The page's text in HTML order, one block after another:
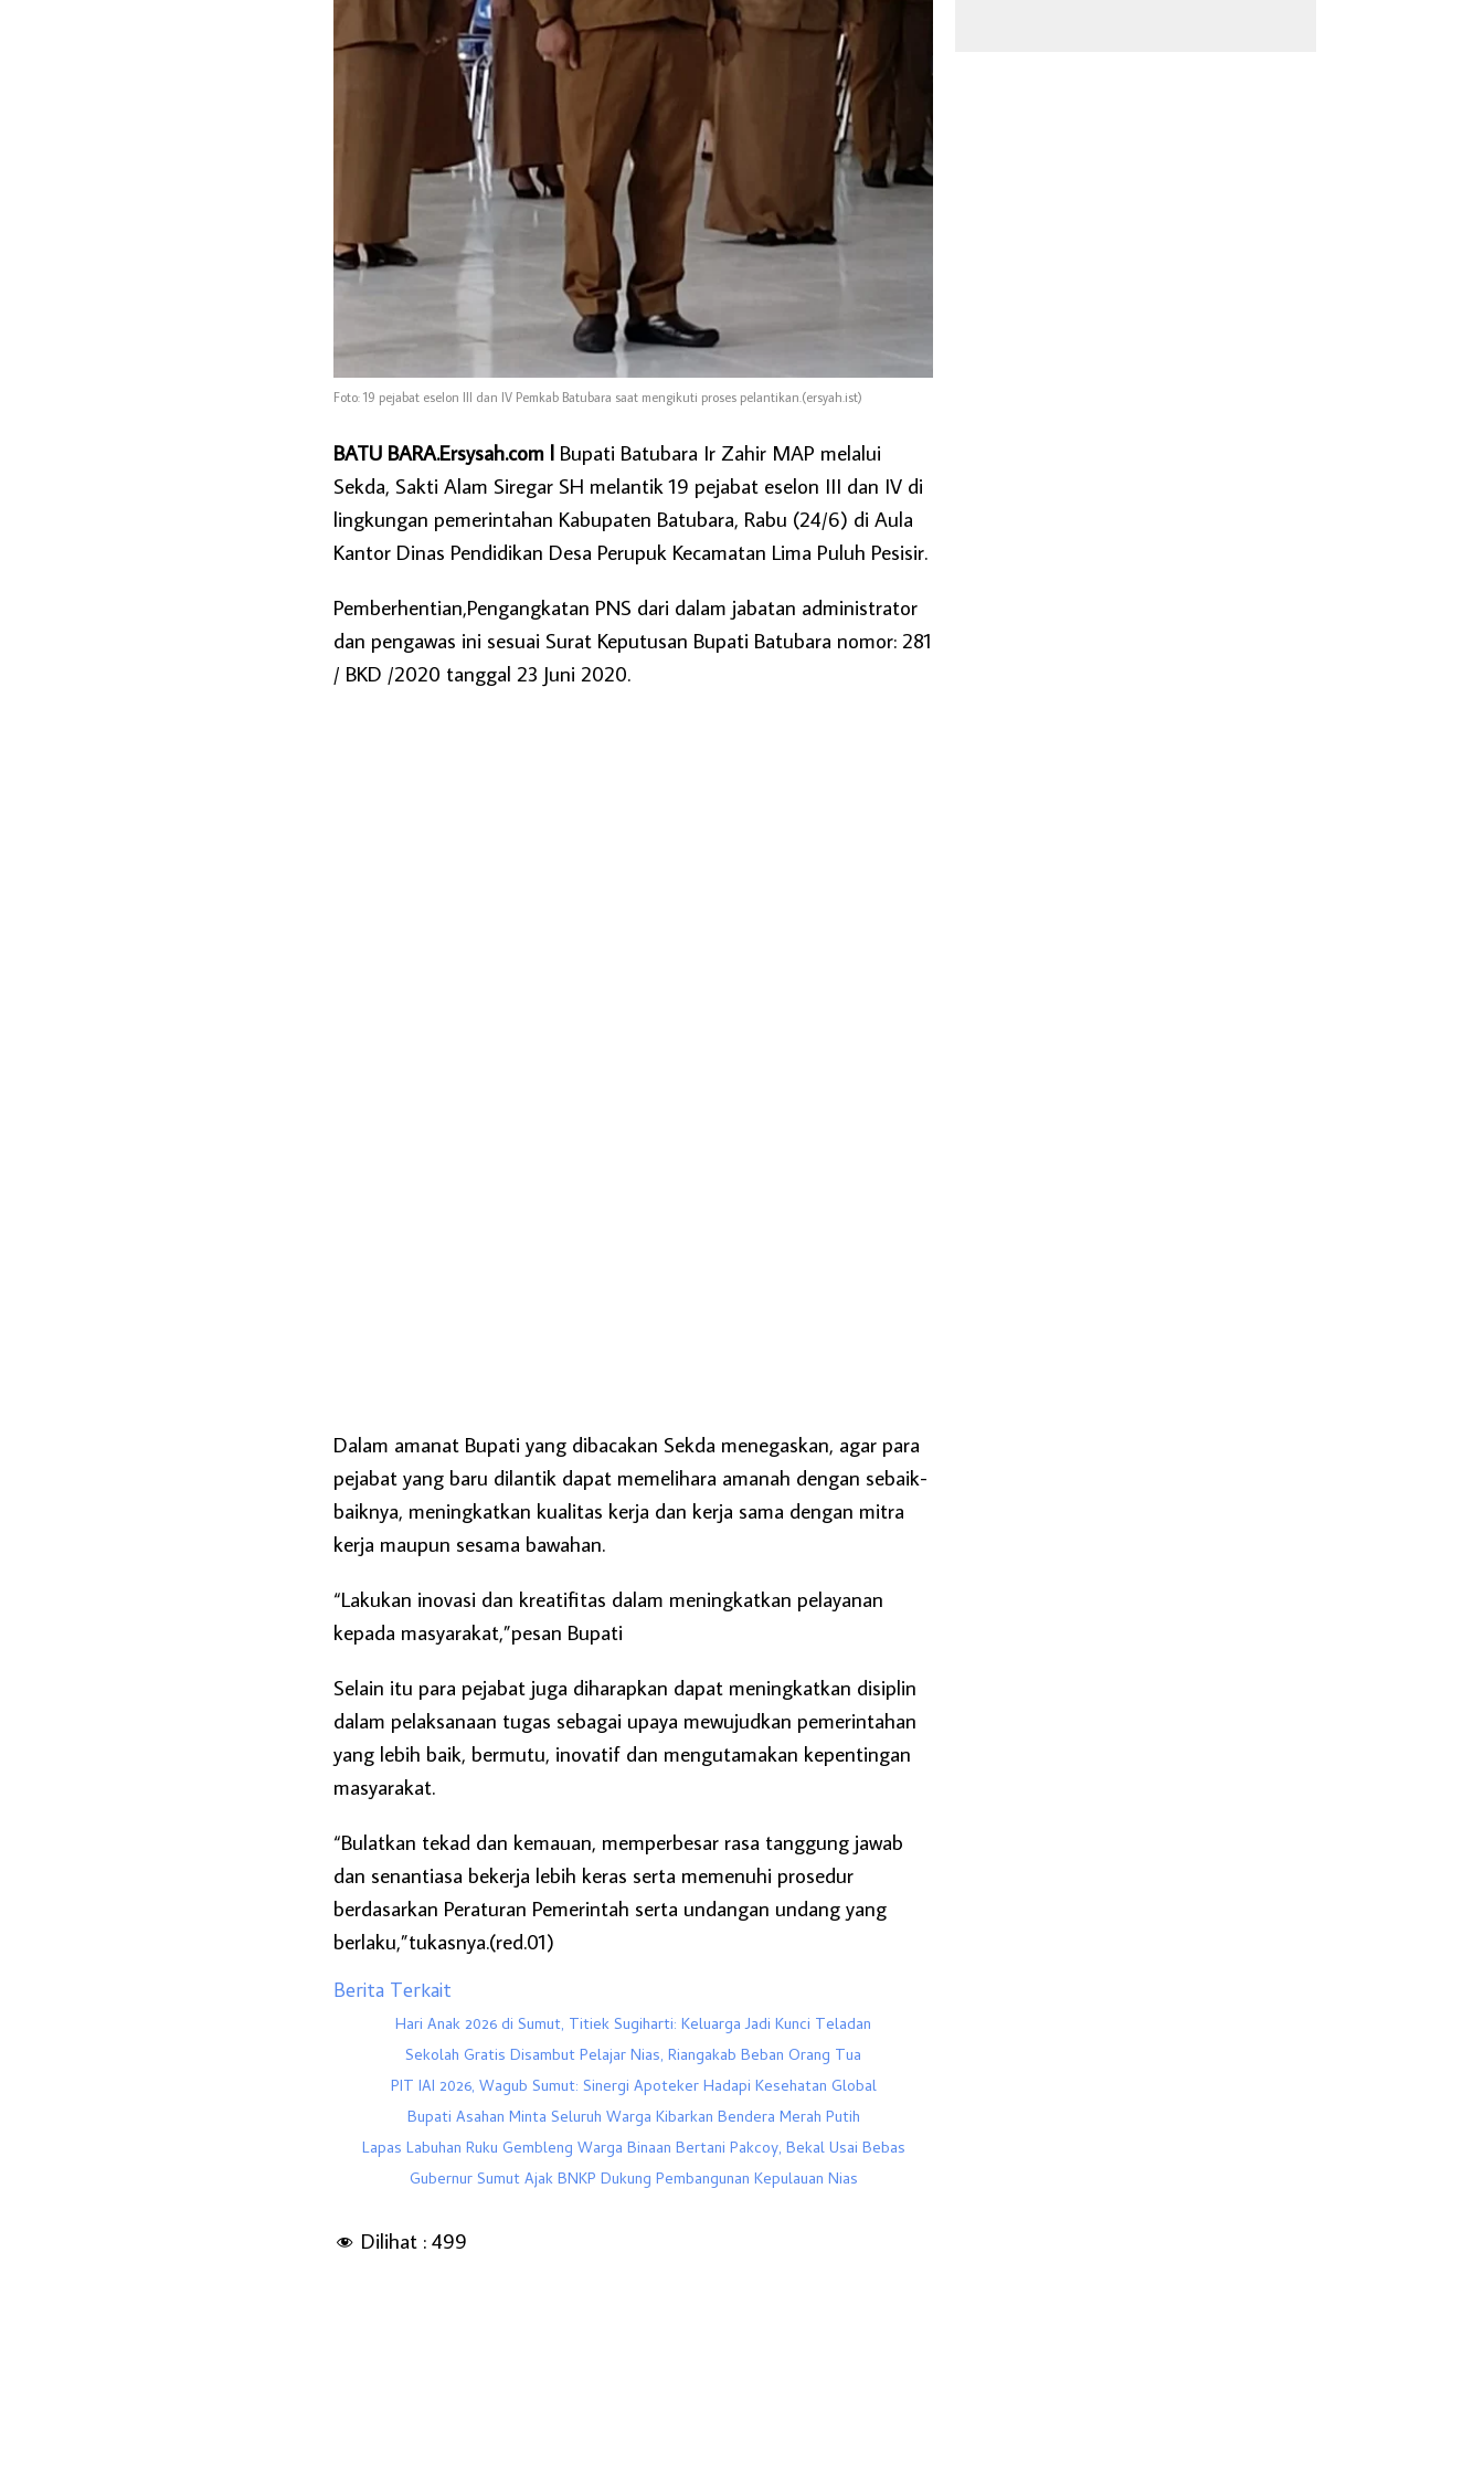
Foto: 19 pejabat eselon III dan lV Pemkab Batubara saat mengikuti proses pelantikan.(ersyah.ist)
BATU BARA.Ersysah.com l Bupati Batubara Ir Zahir MAP melalui
Sekda, Sakti Alam Siregar SH melantik 19 pejabat eselon III dan IV di
lingkungan pemerintahan Kabupaten Batubara, Rabu (24/6) di Aula
Kantor Dinas Pendidikan Desa Perupuk Kecamatan Lima Puluh Pesisir.
Pemberhentian,Pengangkatan PNS dari dalam jabatan administrator
dan pengawas ini sesuai Surat Keputusan Bupati Batubara nomor: 281
/ BKD /2020 tanggal 23 Juni 2020.
Dalam amanat Bupati yang dibacakan Sekda menegaskan, agar para
pejabat yang baru dilantik dapat memelihara amanah dengan sebaik-
baiknya, meningkatkan kualitas kerja dan kerja sama dengan mitra
kerja maupun sesama bawahan.
“Lakukan inovasi dan kreatifitas dalam meningkatkan pelayanan
kepada masyarakat,”pesan Bupati
Selain itu para pejabat juga diharapkan dapat meningkatkan disiplin
dalam pelaksanaan tugas sebagai upaya mewujudkan pemerintahan
yang lebih baik, bermutu, inovatif dan mengutamakan kepentingan
masyarakat.
“Bulatkan tekad dan kemauan, memperbesar rasa tanggung jawab
dan senantiasa bekerja lebih keras serta memenuhi prosedur
berdasarkan Peraturan Pemerintah serta undangan undang yang
berlaku,”tukasnya.(red.01)
Berita Terkait
Hari Anak 2026 di Sumut, Titiek Sugiharti: Keluarga Jadi Kunci Teladan
Sekolah Gratis Disambut Pelajar Nias, Riangakab Beban Orang Tua
PIT IAI 2026, Wagub Sumut: Sinergi Apoteker Hadapi Kesehatan Global
Bupati Asahan Minta Seluruh Warga Kibarkan Bendera Merah Putih
Lapas Labuhan Ruku Gembleng Warga Binaan Bertani Pakcoy, Bekal Usai Bebas
Gubernur Sumut Ajak BNKP Dukung Pembangunan Kepulauan Nias
Dilihat : 499